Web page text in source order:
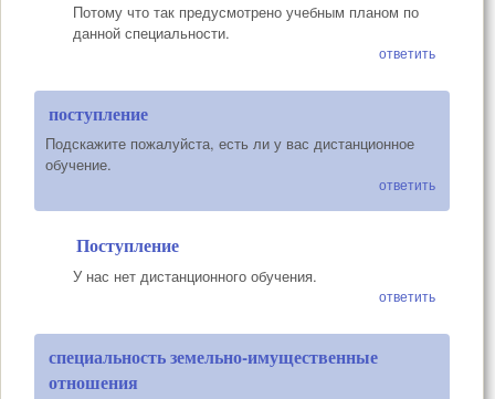
Потому что так предусмотрено учебным планом по
данной специальности.
ответить
поступление
Подскажите пожалуйста, есть ли у вас дистанционное
обучение.
ответить
Поступление
У нас нет дистанционного обучения.
ответить
специальность земельно-имущественные
отношения